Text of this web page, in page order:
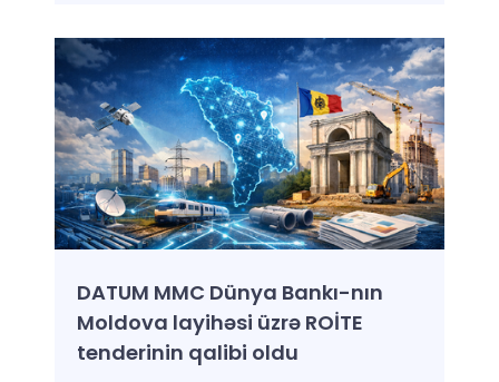
DATUM MMC Dünya Bankı-nın
Moldova layihəsi üzrə ROİTE
tenderinin qalibi oldu